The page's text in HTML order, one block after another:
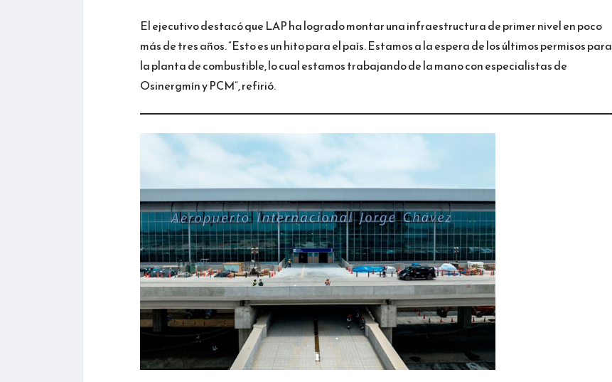
El ejecutivo destacó que LAP ha logrado montar una infraestructura de primer nivel en poco
más de tres años. “Esto es un hito para el país. Estamos a la espera de los últimos permisos para
la planta de combustible, lo cual estamos trabajando de la mano con especialistas de
Osinergmín y PCM”, refirió.